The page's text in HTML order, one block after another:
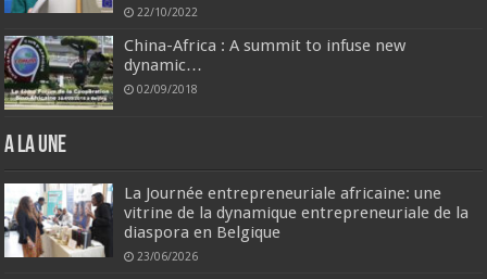
22/10/2022
China-Africa : A summit to infuse new
dynamic…
02/09/2018
A la une
La Journée entrepreneuriale africaine: une
vitrine de la dynamique entrepreneuriale de la
diaspora en Belgique
23/06/2026